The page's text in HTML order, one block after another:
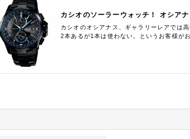
カシオのソーラーウォッチ！ オシア
カシオのオシアナス、ギャラリーレアでは
2本あるが1本は使わない。というお客様が